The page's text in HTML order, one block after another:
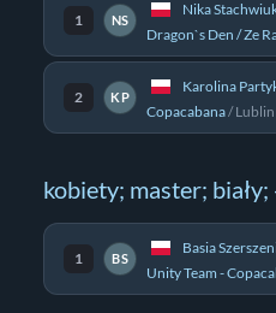
1 NS
Nika
Dragon`s Den / Ze
2 KP
Karolina
Copacabana/Lublin
kobiety; master;
1 BS
Basia
Unity Team -